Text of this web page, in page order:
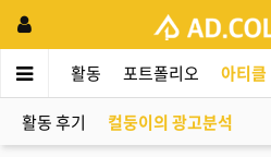
리지 활동 포트폴리오 아티클
활동 후기 컬둥이의 광고분석